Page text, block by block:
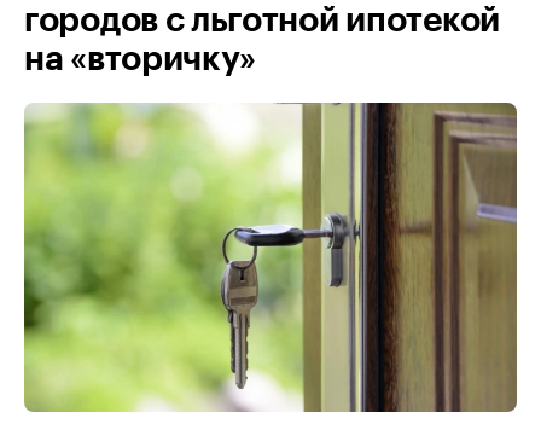
городов с льготной ипотекой
на «вторичку»